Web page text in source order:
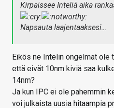
Kirpaissee Inteliä aika
Napsauta laajentaaksesi…
Eikös ne Intelin ongelmat
että eivät 10nm kiviä saa
14nm?
Ja kun IPC ei ole pahemmin
voi julkaista uusia hitaampia